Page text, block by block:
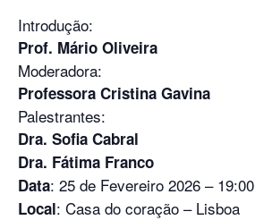
Introdução:
Prof. Mário Oliveira
Moderadora:
Professora Cristina Gavina
Palestrantes:
Dra. Sofia Cabral
Dra. Fátima Franco
Data: 25 de Fevereiro 2026 – 19:00
Local: Casa do coração – Lisboa